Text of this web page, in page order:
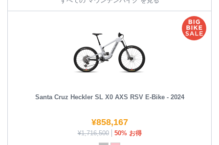
Santa Cruz Heckler SL X0 AXS RSV E-Bike - 2024
¥858,167
¥1,716,500 50% お得